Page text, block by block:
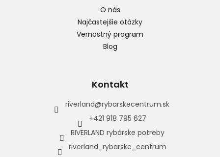
O nás
Najčastejšie otázky
Vernostný program
Blog
Kontakt
riverland@rybarskecentrum.sk
+421 918 795 627
RIVERLAND rybárske potreby
riverland_rybarske_centrum